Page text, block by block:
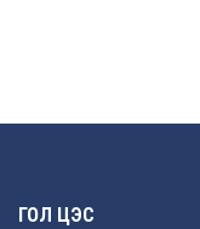
ГОЛ ЦЭС